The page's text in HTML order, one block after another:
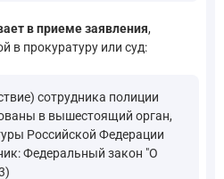
в приеме заявления,
в прокуратуру или суд:
сотрудника полиции
в вышестоящий орган,
Российской Федерации
Федеральный закон "О